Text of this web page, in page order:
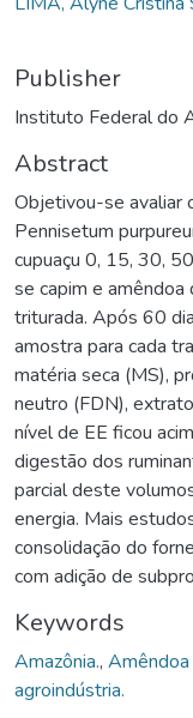
Publisher
Instituto Federal do
Abstract
Objetivou-se avaliar
Pennisetum
cupuaçu 0, 15, 30,
se capim e amêndoa
triturada. Após 60
amostra para cada
matéria seca (MS),
neutro (FDN),
nível de EE ficou
digestão dos
parcial deste
energia. Mais
consolidação do
com adição de
Keywords
Amazônia., Amêndoa
agroindústria.